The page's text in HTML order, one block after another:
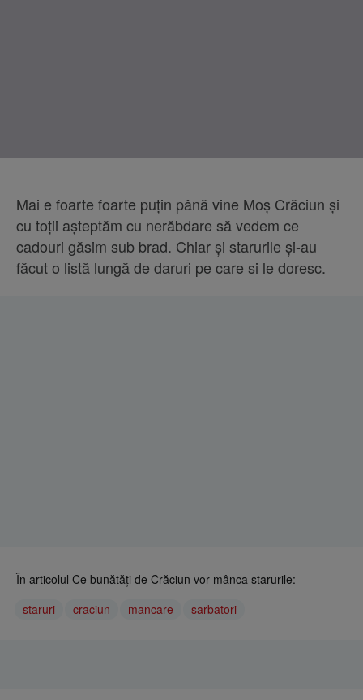
Mai e foarte foarte puţin până vine Moş Crăciun şi
cu toţii aşteptăm cu nerăbdare să vedem ce
cadouri găsim sub brad. Chiar şi starurile şi-au
făcut o listă lungă de daruri pe care si le doresc.
În articolul Ce bunătăți de Crăciun vor mânca starurile:
staruri
craciun mancare sarbatori